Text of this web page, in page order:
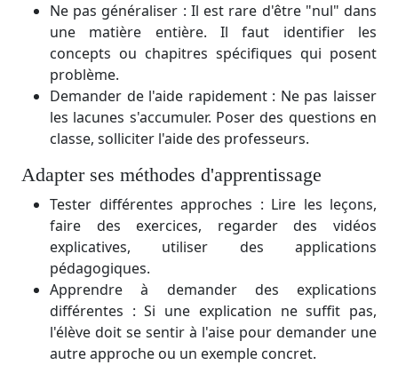
Ne pas généraliser : Il est rare d'être "nul" dans
une matière entière. Il faut identifier les
concepts ou chapitres spécifiques qui posent
problème.
Demander de l'aide rapidement : Ne pas laisser
les lacunes s'accumuler. Poser des questions en
classe, solliciter l'aide des professeurs.
Adapter ses méthodes d'apprentissage
Tester différentes approches : Lire les leçons,
faire des exercices, regarder des vidéos
explicatives, utiliser des applications
pédagogiques.
Apprendre à demander des explications
différentes : Si une explication ne suffit pas,
l'élève doit se sentir à l'aise pour demander une
autre approche ou un exemple concret.